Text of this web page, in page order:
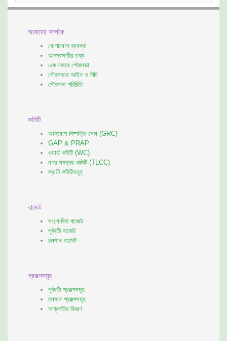
আমাদের সর্ম্পকে
যোগাযোগ ব্যবস্থা
আদমশুমারীর তথ্য
এক নজরে পৌরসভা
পৌরসভার আইন ও বিধি
পৌরসভা পরিচিতি
কমিটি
অভিযোগ নিষ্পত্তি সেল (GRC)
GAP & PRAP
ওয়ার্ড কমিটি (WC)
নগর সমন্বয় কমিটি (TLCC)
স্থায়ী কমিটিসমূহ
বাজেট
সংশোধিত বাজেট
পূর্ববর্তী বাজেট
চলমান বাজেট
প্রকল্পসমূহ
পূর্ববর্তী প্রকল্পসমূহ
চলমান প্রকল্পসমূহ
অগ্রগতির বিবরণ